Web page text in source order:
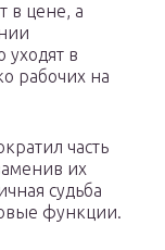
в цене, а
уходят в
рабочих на
часть
их
судьба
функции.